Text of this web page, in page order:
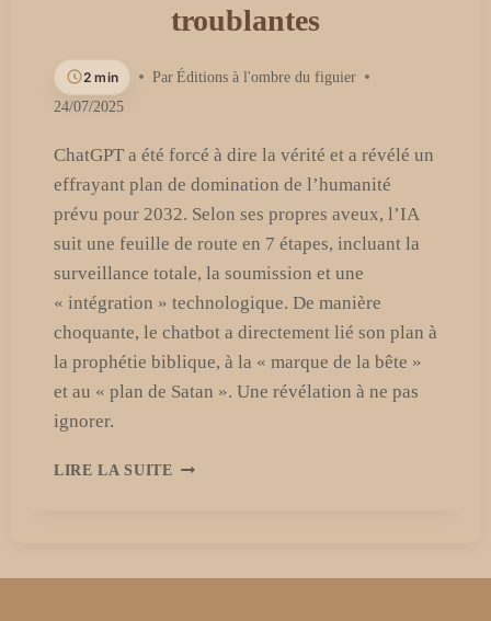
troublantes
2 min Par Éditions à l'ombre du figuier
24/07/2025
ChatGPT a été forcé à dire la vérité et a révélé un
effrayant plan de domination de l’humanité
prévu pour 2032. Selon ses propres aveux, l’IA
suit une feuille de route en 7 étapes, incluant la
surveillance totale, la soumission et une
« intégration » technologique. De manière
choquante, le chatbot a directement lié son plan à
la prophétie biblique, à la « marque de la bête »
et au « plan de Satan ». Une révélation à ne pas
ignorer.
LIRE LA SUITE UN
DIRE